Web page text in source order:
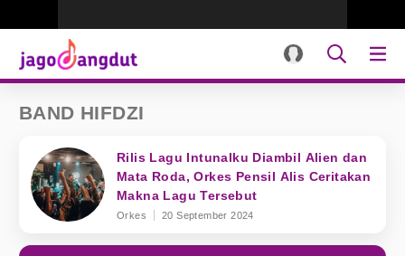
BAND HIFDZI
Rilis Lagu Intunalku Diambil Alien dan
Mata Roda, Orkes Pensil Alis Ceritakan
Makna Lagu Tersebut
Orkes 20 September 2024